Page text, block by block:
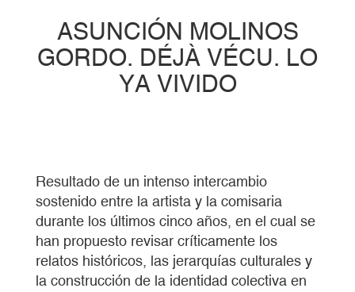
ASUNCIÓN MOLINOS
GORDO. DÉJÀ VÉCU. LO
YA VIVIDO
Resultado de un intenso intercambio
sostenido entre la artista y la comisaria
durante los últimos cinco años, en el cual se
han propuesto revisar críticamente los
relatos históricos, las jerarquías culturales y
la construcción de la identidad colectiva en